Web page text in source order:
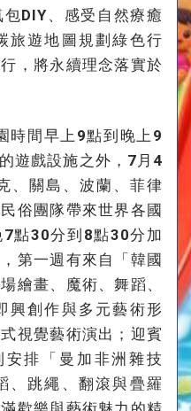
DIY、感受自然療癒
旅遊地圖規劃綠色行
，將永續理念落實於
時間早上9點到晚上9
遊戲設施之外，7月4
、關島、波蘭、菲律
俗團隊帶來世界各國
7點30分到8點30分加
第一週有來自「韓國
繪畫、魔術、舞蹈、
興創作與多元藝術形
視覺藝術演出；迎賓
排「曼加非洲雜技
、跳繩、翻滾與疊羅